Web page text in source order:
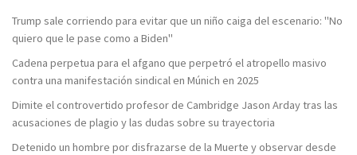
Trump sale corriendo para evitar que un niño caiga del escenario: "No
quiero que le pase como a Biden"
Cadena perpetua para el afgano que perpetró el atropello masivo
contra una manifestación sindical en Múnich en 2025
Dimite el controvertido profesor de Cambridge Jason Arday tras las
acusaciones de plagio y las dudas sobre su trayectoria
Detenido un hombre por disfrazarse de la Muerte y observar desde